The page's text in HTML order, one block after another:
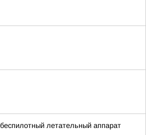
летательный аппарат